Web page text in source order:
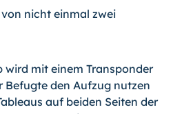
nicht einmal zwei
mit einem Transponder
Befugte den Aufzug nutzen
auf beiden Seiten der